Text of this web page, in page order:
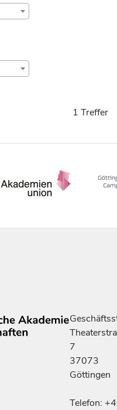
1 Treffer
7
37073
Göttingen
Telefon: